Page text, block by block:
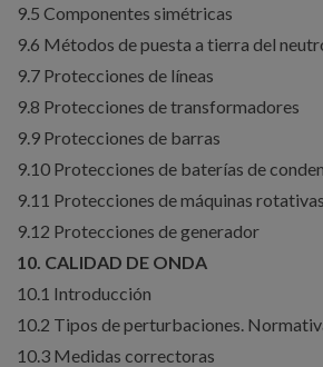
9.5 Componentes simétricas
9.6 Métodos de puesta a tierra del
9.7 Protecciones de líneas
9.8 Protecciones de transformadores
9.9 Protecciones de barras
9.10 Protecciones de baterías de
9.11 Protecciones de máquinas rotativas
9.12 Protecciones de generador
10. CALIDAD DE ONDA
10.1 Introducción
10.2 Tipos de perturbaciones.
10.3 Medidas correctoras